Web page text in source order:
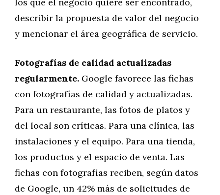
los que el negocio quiere ser encontrado,
describir la propuesta de valor del negocio
y mencionar el área geográfica de servicio.
Fotografías de calidad actualizadas
regularmente. Google favorece las fichas
con fotografías de calidad y actualizadas.
Para un restaurante, las fotos de platos y
del local son críticas. Para una clínica, las
instalaciones y el equipo. Para una tienda,
los productos y el espacio de venta. Las
fichas con fotografías reciben, según datos
de Google, un 42% más de solicitudes de